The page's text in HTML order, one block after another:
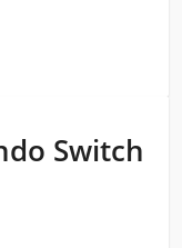
Switch